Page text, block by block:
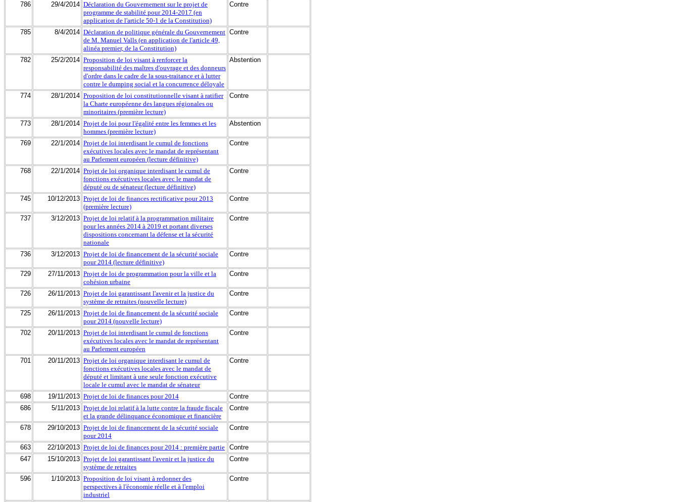
786 29/4/2014 Déclaration du Gouvernement sur le projet de
programme de stabilité pour 2014-2017 (en
application de l'article 50-1 de la Constitution)
Contre
785 8/4/2014 Déclaration de politique générale du Gouvernement
de M. Manuel Valls (en application de l'article 49,
alinéa premier, de la Constitution)
Contre
782 25/2/2014 Proposition de loi visant à renforcer la
responsabilité des maîtres d'ouvrage et des donneurs
d'ordre dans le cadre de la sous-traitance et à lutter
contre le dumping social et la concurrence déloyale
Abstention
774 28/1/2014 Proposition de loi constitutionnelle visant à ratifier
la Charte européenne des langues régionales ou
minoritaires (première lecture)
Contre
773 28/1/2014 Projet de loi pour l'égalité entre les femmes et les
hommes (première lecture)
Abstention
769 22/1/2014 Projet de loi interdisant le cumul de fonctions
exécutives locales avec le mandat de représentant
au Parlement européen (lecture définitive)
Contre
768 22/1/2014 Projet de loi organique interdisant le cumul de
fonctions exécutives locales avec le mandat de
député ou de sénateur (lecture définitive)
Contre
745 10/12/2013 Projet de loi de finances rectificative pour 2013
(première lecture)
Contre
737 3/12/2013 Projet de loi relatif à la programmation militaire
pour les années 2014 à 2019 et portant diverses
dispositions concernant la défense et la sécurité
nationale
Contre
736 3/12/2013 Projet de loi de financement de la sécurité sociale
pour 2014 (lecture définitive)
Contre
729 27/11/2013 Projet de loi de programmation pour la ville et la
cohésion urbaine
Contre
726 26/11/2013 Projet de loi garantissant l'avenir et la justice du
système de retraites (nouvelle lecture)
Contre
725 26/11/2013 Projet de loi de financement de la sécurité sociale
pour 2014 (nouvelle lecture)
Contre
702 20/11/2013 Projet de loi interdisant le cumul de fonctions
exécutives locales avec le mandat de représentant
au Parlement européen
Contre
701 20/11/2013 Projet de loi organique interdisant le cumul de
fonctions exécutives locales avec le mandat de
député et limitant à une seule fonction exécutive
locale le cumul avec le mandat de sénateur
Contre
698 19/11/2013 Projet de loi de finances pour 2014
Contre
686
5/11/2013 Projet de loi relatif à la lutte contre la fraude fiscale
et la grande délinquance économique et financière
Contre
678 29/10/2013 Projet de loi de financement de la sécurité sociale
pour 2014
Contre
663 22/10/2013 Projet de loi de finances pour 2014 : première partie Contre
647
15/10/2013 Projet de loi garantissant l'avenir et la justice du
système de retraites
Contre
596 1/10/2013 Proposition de loi visant à redonner des
perspectives à l'économie réelle et à l'emploi
industriel
Contre